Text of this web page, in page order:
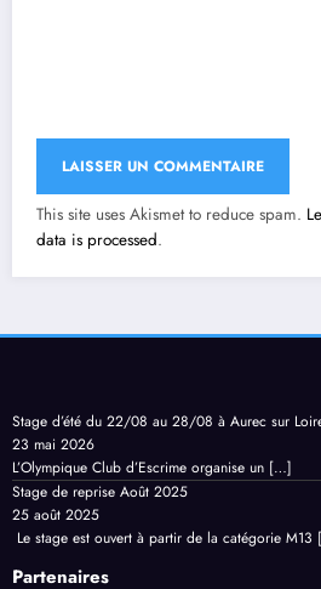
This site uses Akismet to reduce spam.
data is processed.
Stage d’été du 22/08 au 28/08 à Aurec sur
23 mai 2026
L’Olympique Club d’Escrime organise un […]
Stage de reprise Août 2025
25 août 2025
Le stage est ouvert à partir de la catégorie M13
Partenaires